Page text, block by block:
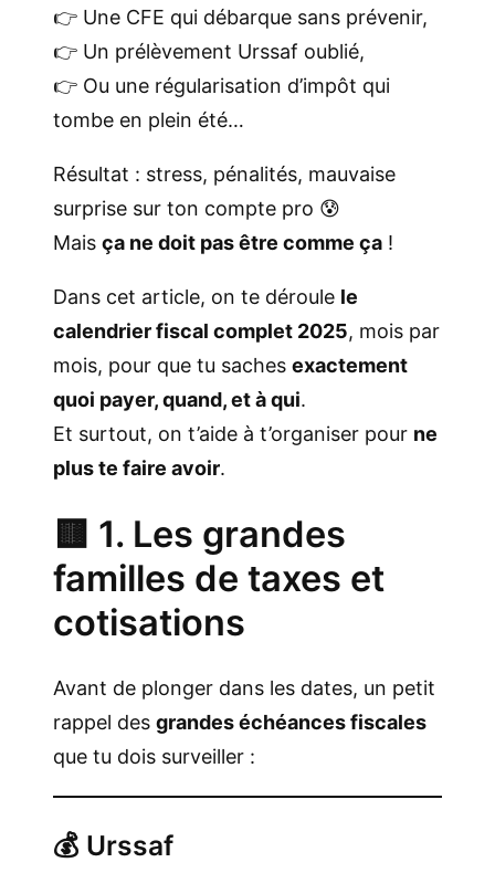
👉 Une CFE qui débarque sans prévenir,
👉 Un prélèvement Urssaf oublié,
👉 Ou une régularisation d’impôt qui
tombe en plein été…
Résultat : stress, pénalités, mauvaise
surprise sur ton compte pro 😰
Mais ça ne doit pas être comme ça !
Dans cet article, on te déroule le
calendrier fiscal complet 2025, mois par
mois, pour que tu saches exactement
quoi payer, quand, et à qui.
Et surtout, on t’aide à t’organiser pour ne
plus te faire avoir.
🟨 1. Les grandes
familles de taxes et
cotisations
Avant de plonger dans les dates, un petit
rappel des grandes échéances fiscales
que tu dois surveiller :
💰 Urssaf